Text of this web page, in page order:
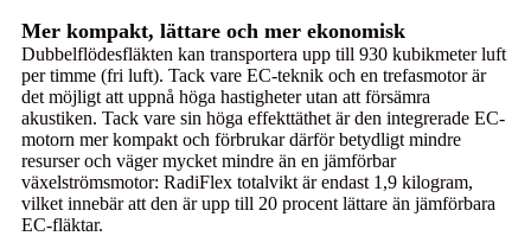
Mer kompakt, lättare och mer ekonomisk
Dubbelflödesfläkten kan transportera upp till 930 kubikmeter luft
per timme (fri luft). Tack vare EC-teknik och en trefasmotor är
det möjligt att uppnå höga hastigheter utan att försämra
akustiken. Tack vare sin höga effekttäthet är den integrerade EC-
motorn mer kompakt och förbrukar därför betydligt mindre
resurser och väger mycket mindre än en jämförbar
växelströmsmotor: RadiFlex totalvikt är endast 1,9 kilogram,
vilket innebär att den är upp till 20 procent lättare än jämförbara
EC-fläktar.